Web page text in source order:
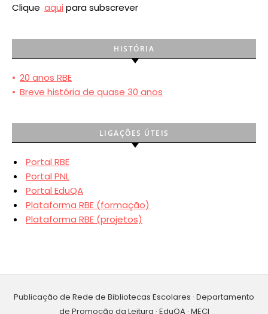
Clique aqui para subscrever
HISTÓRIA
• 20 anos RBE
• Breve história de quase 30 anos
LIGAÇÕES ÚTEIS
Portal RBE
Portal PNL
Portal EduQA
Plataforma RBE (formação)
Plataforma RBE (projetos)
Publicação de Rede de Bibliotecas Escolares · Departamento
de Promoção da Leitura · EduQA · MECI